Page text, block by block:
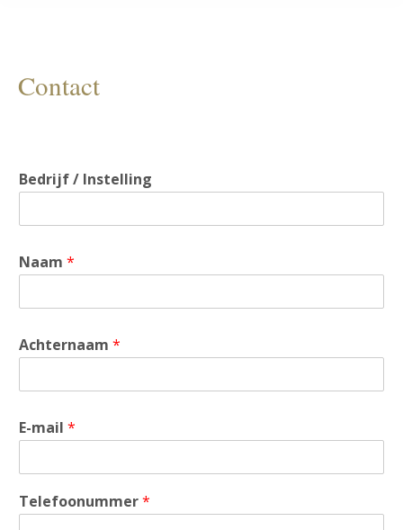
Contact
Bedrijf / Instelling
Naam *
Achternaam *
E-mail *
Telefoonummer*